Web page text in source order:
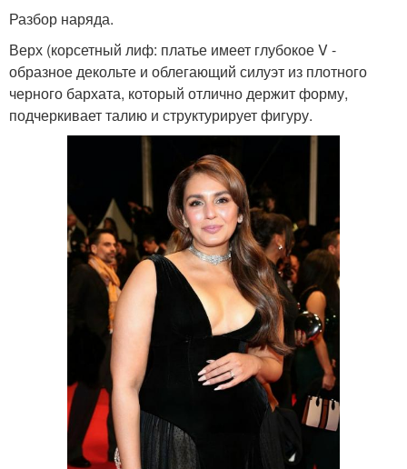
Разбор наряда.
Верх (корсетный лиф: платье имеет глубокое V -
образное декольте и облегающий силуэт из плотного
черного бархата, который отлично держит форму,
подчеркивает талию и структурирует фигуру.